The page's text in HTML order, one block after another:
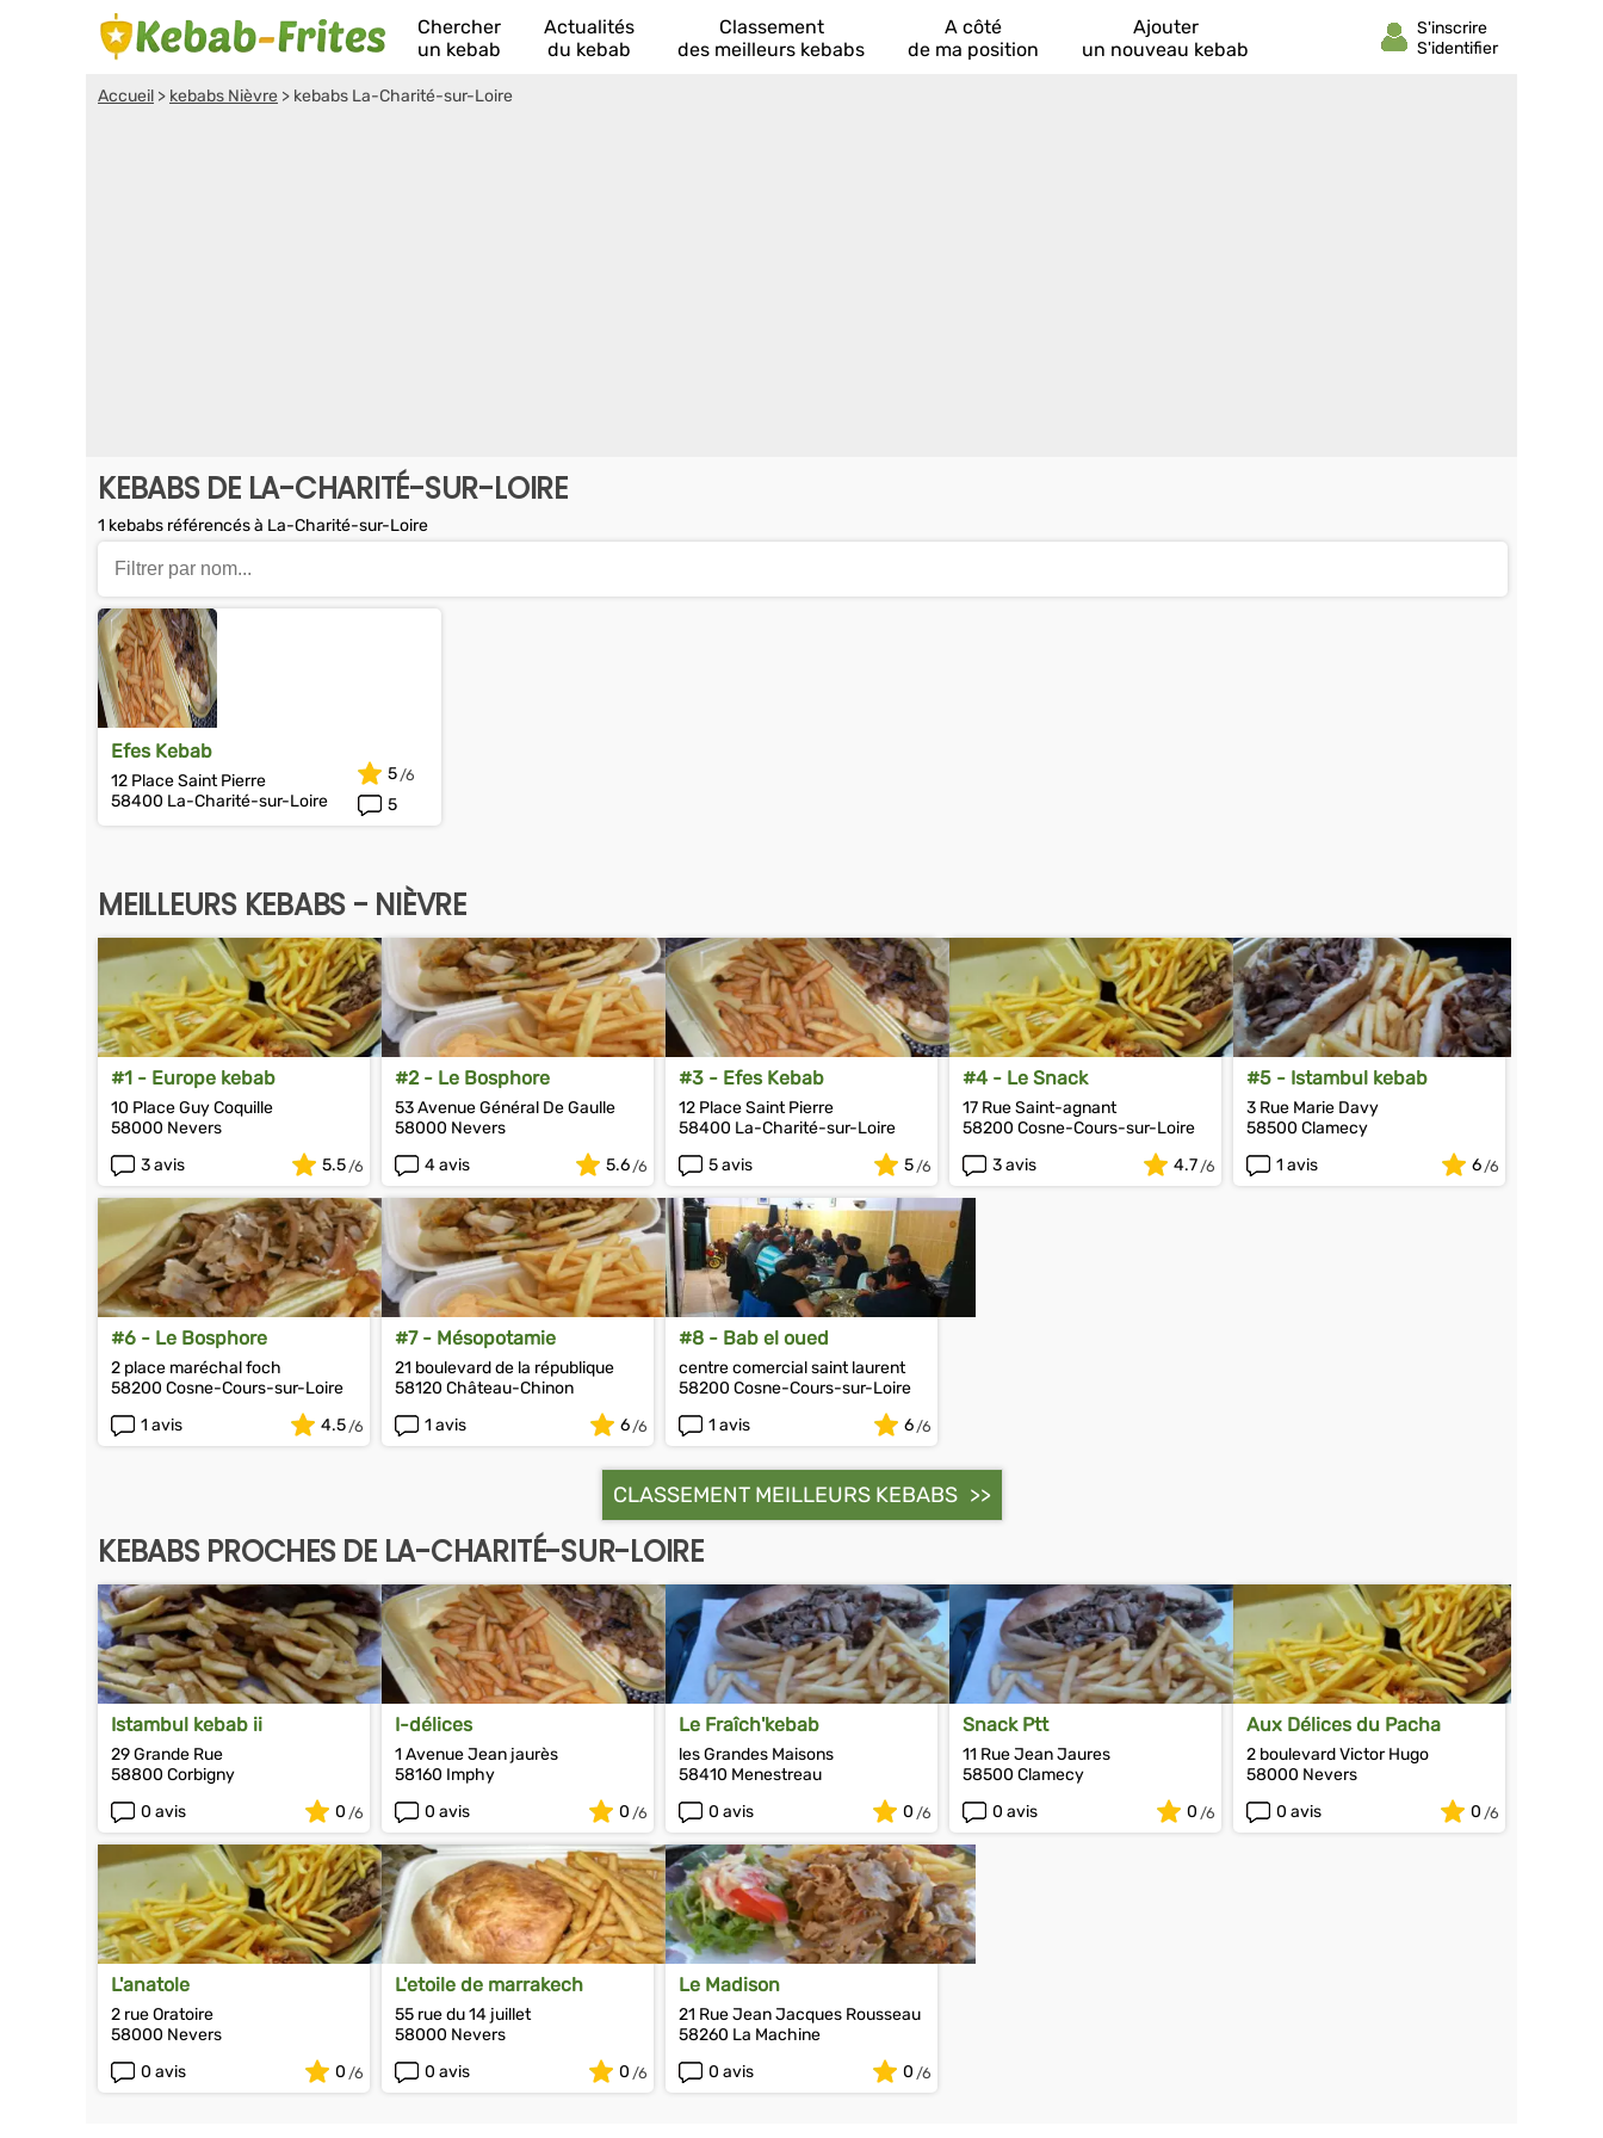
Chercher
un kebab
Actualités
du kebab
Classement
des meilleurs kebabs
A côté
de ma position
Ajouter
un nouveau kebab
Accueil > kebabs Nièvre > kebabs La-Charité-sur-Loire
KEBABS DE LA-CHARITÉ-SUR-LOIRE
1 kebabs référencés à La-Charité-sur-Loire
Efes Kebab
12 Place Saint Pierre
58400 La-Charité-sur-Loire
5
5
MEILLEURS KEBABS - NIÈVRE
#1 - Europe kebab
10 Place Guy Coquille
58000 Nevers
3 avis
5.5
#2 - Le Bosphore
53 Avenue Général De Gaulle
58000 Nevers
4 avis
5.6
#3 - Efes Kebab
12 Place Saint Pierre
58400 La-Charité-sur-Loire
5 avis
5
#4 - Le Snack
17 Rue Saint-agnant
58200 Cosne-Cours-sur-Loire
3 avis
4.7
#5 - Istambul kebab
3 Rue Marie Davy
58500 Clamecy
1 avis
6
#6 - Le Bosphore
2 place maréchal foch
58200 Cosne-Cours-sur-Loire
1 avis
4.5
#7 - Mésopotamie
21 boulevard de la république
58120 Château-Chinon
1 avis
6
#8 - Bab el oued
centre comercial saint laurent
58200 Cosne-Cours-sur-Loire
1 avis
6
CLASSEMENT MEILLEURS KEBABS
KEBABS PROCHES DE LA-CHARITÉ-SUR-LOIRE
Istambul kebab ii
29 Grande Rue
58800 Corbigny
0 avis
0
I-délices
1 Avenue Jean jaurès
58160 Imphy
0 avis
0
Le Fraîch'kebab
les Grandes Maisons
58410 Menestreau
0 avis
0
Snack Ptt
11 Rue Jean Jaures
58500 Clamecy
0 avis
0
Aux Délices du Pacha
2 boulevard Victor Hugo
58000 Nevers
0 avis
0
L'anatole
2 rue Oratoire
58000 Nevers
0 avis
0
L'etoile de marrakech
55 rue du 14 juillet
58000 Nevers
0 avis
0
Le Madison
21 Rue Jean Jacques Rousseau
58260 La Machine
0 avis
0